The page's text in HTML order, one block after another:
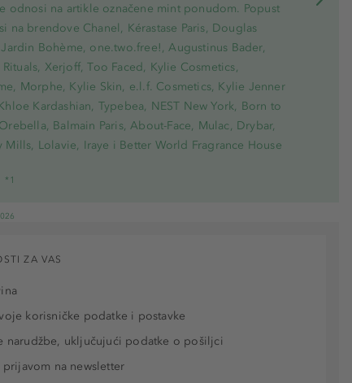
odnosi na artikle označene mint ponudom. Popust
na brendove Chanel, Kérastase Paris, Douglas
Bohème, one.two.free!, Augustinus Bader,
Rituals, Xerjoff, Too Faced, Kylie Cosmetics,
Morphe, Kylie Skin, e.l.f. Cosmetics, Kylie Jenner
Kardashian, Typebea, NEST New York, Born to
Balmain Paris, About-Face, Mulac, Drybar,
Mills, Lolavie, Iraye i Better World Fragrance House
*1
ZA VAS
korisničke podatke i postavke
narudžbe, uključujući podatke o pošiljci
na newsletter